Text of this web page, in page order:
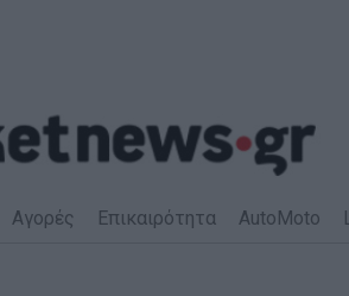
Αγορές Επικαιρότητα AutoMoto